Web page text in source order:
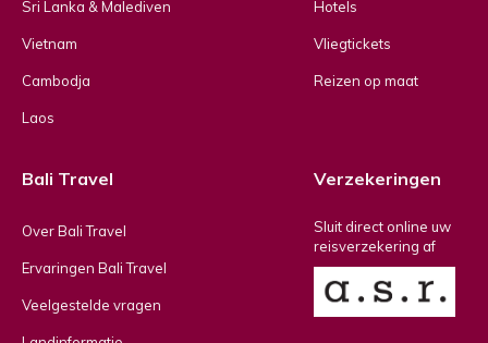
Sri Lanka & Malediven
Vietnam
Cambodja
Laos
Hotels
Vliegtickets
Reizen op maat
Bali Travel
Over Bali Travel
Ervaringen Bali Travel
Veelgestelde vragen
Verzekeringen
Sluit direct online uw
reisverzekering af